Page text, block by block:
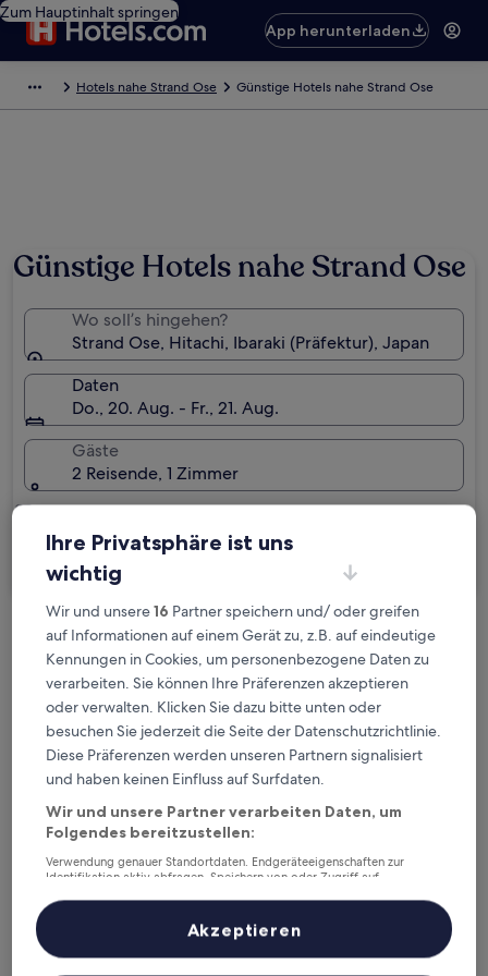
Zum Hauptinhalt springen
App herunterladen
Hotels nahe Strand Ose Günstige Hotels nahe Strand Ose
Günstige Hotels nahe Strand Ose
Wo soll’s hingehen?
Strand Ose, Hitachi, Ibaraki (Präfektur), Japan
Daten
Do., 20. Aug. - Fr., 21. Aug.
Gäste
2 Reisende, 1 Zimmer
Kostenlose Stornierung bei
Planänderungen
Verdiene Prämien für jede
wahrgenommene Übernachtung
Mehr sparen mit Preisen für Mitglieder
Überprüfe die Preise für diese Daten
Ihre Privatsphäre ist uns
wichtig
Wir und unsere16 Partner speichern und/ oder greifen
auf Informationen auf einem Gerät zu, z.B. auf eindeutige
Kennungen in Cookies, um personenbezogene Daten zu
verarbeiten. Sie können Ihre Präferenzen akzeptieren
oder verwalten. Klicken Sie dazu bitte unten oder
besuchen Sie jederzeit die Seite der Datenschutzrichtlinie.
Diese Präferenzen werden unseren Partnern signalisiert
und haben keinen Einfluss auf Surfdaten.
Wir und unsere Partner verarbeiten Daten, um
Folgendes bereitzustellen:
Verwendung genauer Standortdaten. Endgeräteeigenschaften zur
Identifikation aktiv abfragen. Speichern von oder Zugriff auf
Inhalte, Messung von Werbeleistung und der Performance von Inhalten,
Zielgruppenforschung sowie Entwicklung und Verbesserung von
Liste der Partner (Lieferanten)
Akzeptieren